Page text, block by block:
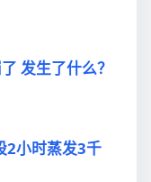
发生了什么？
2小时蒸发3千